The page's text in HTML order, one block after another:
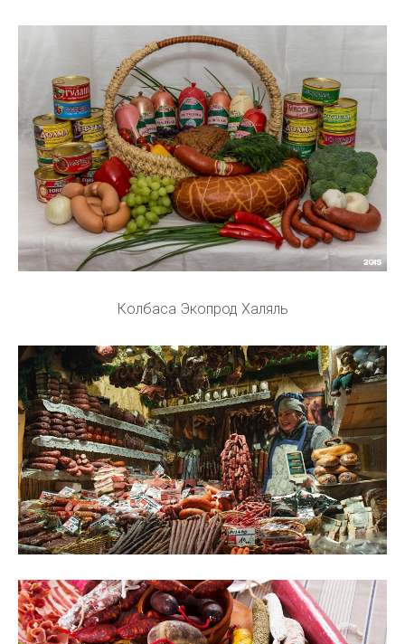
Колбаса Экопрод Халяль